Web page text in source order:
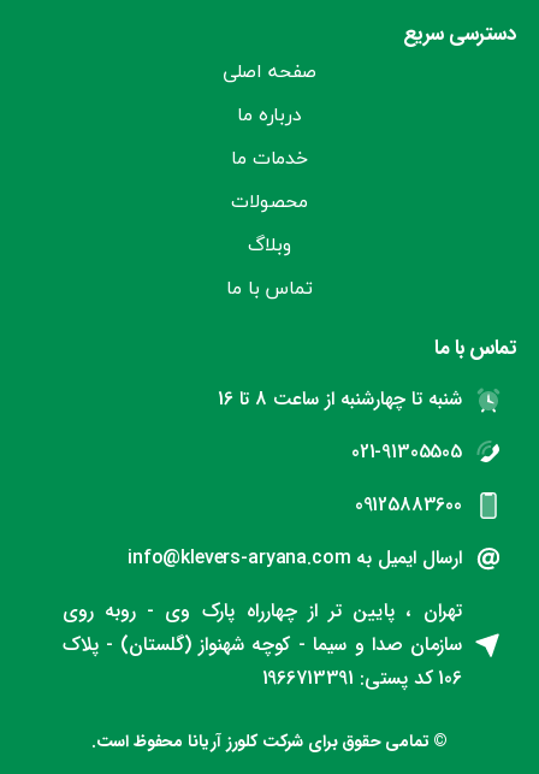
دسترسی سریع
صفحه اصلی
درباره ما
خدمات ما
محصولات
وبلاگ
تماس با ما
تماس با ما
شنبه تا چهارشنبه از ساعت 8 تا 16
021-91305505
09125883600
ارسال ایمیل به info@klevers-aryana.com
تهران ، پایین تر از چهارراه پارک وی - روبه روی
سازمان صدا و سیما - کوچه شهنواز (گلستان) - پلاک
106 کد پستی: 1966713391
© تمامی حقوق برای شرکت کلورز آریانا محفوظ است.